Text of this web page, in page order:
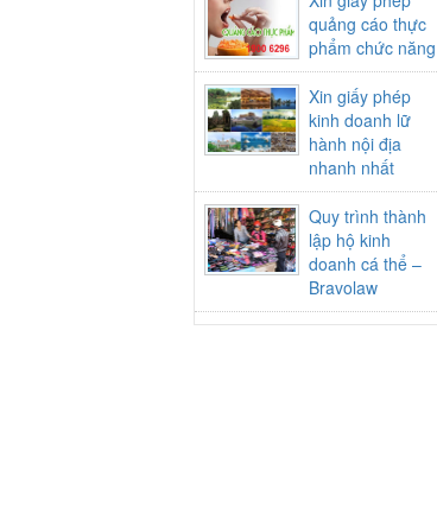
quảng cáo thực
phẩm chức năng
Xin giấy phép
kinh doanh lữ
hành nội địa
nhanh nhất
Quy trình thành
lập hộ kinh
doanh cá thể –
Bravolaw